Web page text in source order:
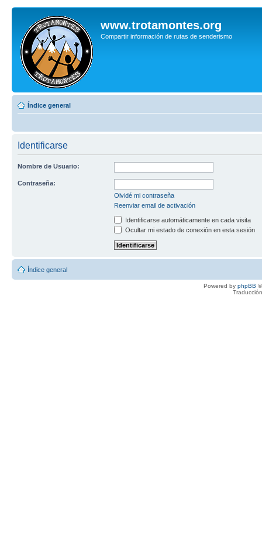
www.trotamontes.org
Compartir información de rutas de senderismo
Índice general
Identificarse
Nombre de Usuario:
Contraseña:
Olvidé mi contraseña
Reenviar email de activación
Identificarse automáticamente en cada visita
Ocultar mi estado de conexión en esta sesión
Índice general
Powered by phpBB